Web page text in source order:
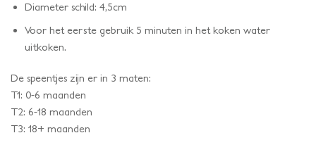
Diameter schild: 4,5cm
Voor het eerste gebruik 5 minuten in het koken water
uitkoken.
De speentjes zijn er in 3 maten:
T1: 0-6 maanden
T2: 6-18 maanden
T3: 18+ maanden